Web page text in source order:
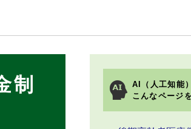
制
AI（人工知能
こんなページ